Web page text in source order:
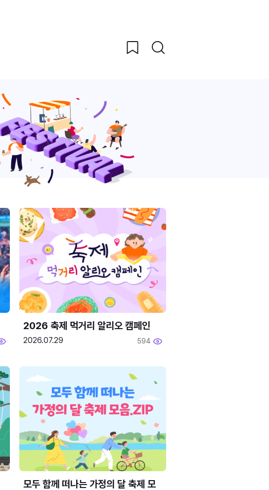
2026 축제 먹거리 알리오 캠페인
2026.07.29 594
모두 함께 떠나는 가정의 달 축제 모